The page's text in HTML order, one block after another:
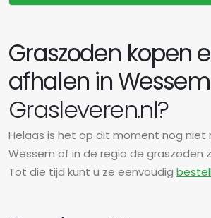
Graszoden kopen
afhalen in
Grasleveren.nl?
Helaas is het op dit moment nog niet
Wessem of in de regio de graszoden
Tot die tijd kunt u ze eenvoudig